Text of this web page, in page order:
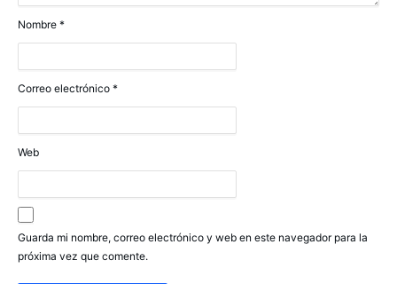
Nombre *
Correo electrónico *
Web
Guarda mi nombre, correo electrónico y web en este navegador para la
próxima vez que comente.